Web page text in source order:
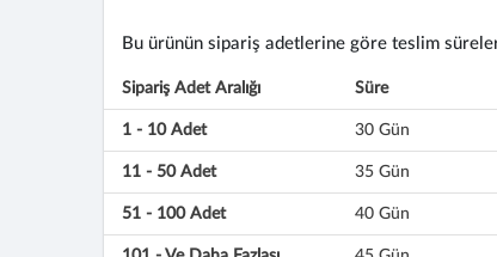
Bu ürünün sipariş adetlerine göre teslim
Sipariş Adet Aralığı Süre
1 - 10 Adet 30 Gün
11 - 50 Adet 35 Gün
51 - 100 Adet 40 Gün